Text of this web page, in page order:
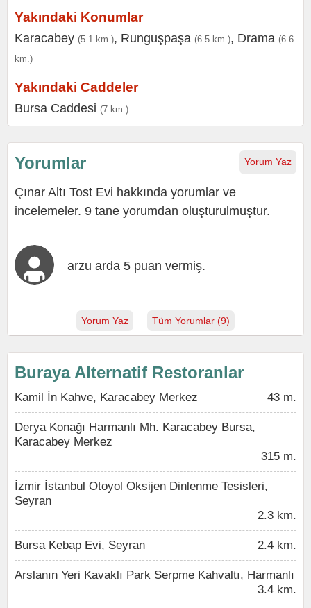
Yakındaki Konumlar
Karacabey (5.1 km.), Runguşpaşa (6.5 km.), Drama (6.6
km.)
Yakındaki Caddeler
Bursa Caddesi (7 km.)
Yorum Yaz
Yorumlar
Çınar Altı Tost Evi hakkında yorumlar ve
incelemeler. 9 tane yorumdan oluşturulmuştur.
arzu arda 5 puan vermiş.
Yorum Yaz Tüm Yorumlar (9)
Buraya Alternatif Restoranlar
Kamil İn Kahve, Karacabey Merkez 43 m.
Derya Konağı Harmanlı Mh. Karacabey Bursa,
Karacabey Merkez
315 m.
İzmir İstanbul Otoyol Oksijen Dinlenme Tesisleri,
Seyran
2.3 km.
Bursa Kebap Evi, Seyran 2.4 km.
Arslanın Yeri Kavaklı Park Serpme Kahvaltı, Harmanlı
3.4 km.